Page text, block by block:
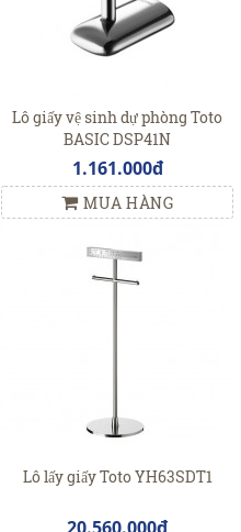
Lô giấy vệ sinh dự phòng Toto
BASIC DSP41N
1.161.000đ
MUA HÀNG
Lô lấy giấy Toto YH63SDT1